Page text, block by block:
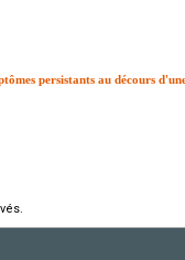
persistants au décours